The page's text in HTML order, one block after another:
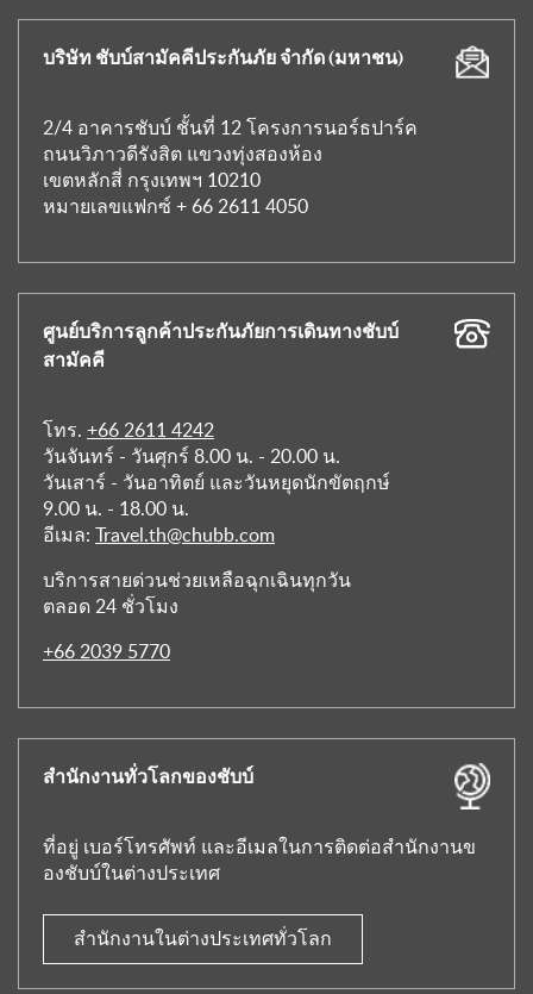
บริษัท ชับบ์สามัคคีประกันภัย จำกัด (มหาชน)
2/4 อาคารชับบ์ ชั้นที่ 12 โครงการนอร์ธปาร์ค
ถนนวิภาวดีรังสิต แขวงทุ่งสองห้อง
เขตหลักสี่ กรุงเทพฯ 10210
หมายเลขแฟกซ์ + 66 2611 4050
ศูนย์บริการลูกค้าประกันภัยการเดินทางชับบ์
สามัคคี
โทร. +66 2611 4242
วันจันทร์ - วันศุกร์ 8.00 น. - 20.00 น.
วันเสาร์ - วันอาทิตย์ และวันหยุดนักขัตฤกษ์
9.00 น. - 18.00 น.
อีเมล: Travel.th@chubb.com
บริการสายด่วนช่วยเหลือฉุกเฉินทุกวัน
ตลอด 24 ชั่วโมง
+66 2039 5770
สำนักงานทั่วโลกของชับบ์
ที่อยู่ เบอร์โทรศัพท์ และอีเมลในการติดต่อสำนักงานข
องชับบ์ในต่างประเทศ
สำนักงานในต่างประเทศทั่วโลก